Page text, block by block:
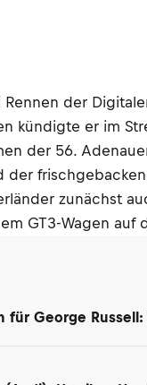
der
kündigte er im
der 56.
der
zunächst
GT3-Wagen auf
für George